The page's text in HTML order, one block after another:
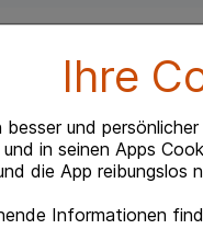
Ihre
besser und
in seinen Apps
die App reibungslos
Informationen
das Natriumsalz
zu